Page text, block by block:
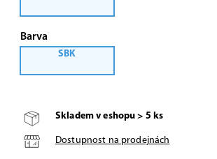
Barva
SBK
Skladem v eshopu > 5 ks
Dostupnost na prodejnách